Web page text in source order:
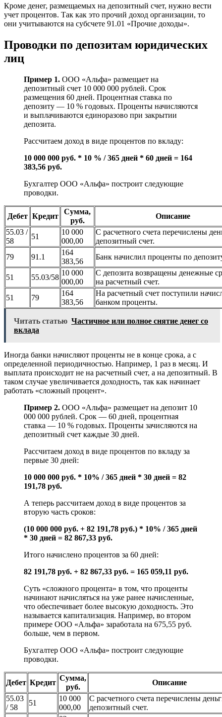
Кроме денег, размещаемых на депозитный счет, нужно вести
учет процентов. Так как это прочий доход организации, то
они учитываются на субсчете 91.01 «Прочие доходы».
Проводки по депозитам юридических
лиц
Пример 1. ООО «Альфа» размещает на
депозитный счет 10 000 000 рублей. Срок
размещения 60 дней. Процентная ставка по
депозиту — 10 % годовых. Проценты начисляются
и выплачиваются единоразово при закрытии
депозита.
Рассчитаем доход в виде процентов по вкладу:
10 000 000 руб. * 10 % / 365 дней * 60 дней = 164
383,56 руб.
Бухгалтер ООО «Альфа» построит следующие
проводки.
Дебет Кредит
Сумма,
руб.
Описание
55.03 /
58
51
10 000
000,00
С расчетного счета перечислены
депозитный счет.
79
91.1
164
383,56
Банк начислил проценты по
51 55.03/58
10 000
000,00
С депозита возвращены денежные
на расчетный счет.
51
79
164
383,56
На расчетный счет поступили
банком проценты.
Читать статью Частичное или полное снятие денег со
вклада
Иногда банки начисляют проценты не в конце срока, а с
определенной периодичностью. Например, 1 раз в месяц. И
выплата происходит не на расчетный счет, а на депозитный. В
таком случае увеличивается доходность, так как начинает
работать «сложный процент».
Пример 2. ООО «Альфа» размещает на депозит 10
000 000 рублей. Срок — 60 дней, процентная
ставка — 10 % годовых. Проценты зачисляются на
депозитный счет каждые 30 дней.
Рассчитаем доход в виде процентов по вкладу за
первые 30 дней:
10 000 000 руб. * 10% / 365 дней * 30 дней = 82
191,78 руб.
А теперь рассчитаем доход в виде процентов за
вторую часть сроков:
(10 000 000 руб. + 82 191,78 руб.) * 10% / 365 дней
* 30 дней = 82 867,33 руб.
Итого начислено процентов за 60 дней:
82 191,78 руб. + 82 867,33 руб. = 165 059,11 руб.
Суть «сложного процента» в том, что проценты
начинают начисляться на уже ранее начисленные,
что обеспечивает более высокую доходность. Это
называется капитализация. Например, во втором
примере ООО «Альфа» заработала на 675,55 руб.
больше, чем в первом.
Бухгалтер ООО «Альфа» построит следующие
проводки.
Дебет Кредит
Сумма,
руб.
Описание
55.03
/ 58
51
10 000
000,00
С расчетного счета перечислены
депозитный счет.